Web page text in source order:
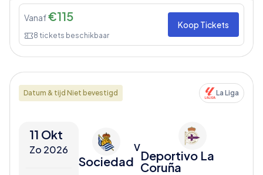
Vanaf€115
8 tickets beschikbaar
Koop Tickets
Datum & tijd Niet bevestigd La Liga
11 Okt
Zo 2026
Sociedad
V
Deportivo La
Coruña